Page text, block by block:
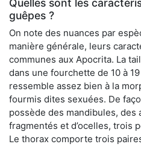
guêpes ?
On note des nuances par
manière générale, leurs
communes aux Apocrita. La
dans une fourchette de 10 à
ressemble assez bien à la
fourmis dites sexuées. De
possède des mandibules, des
fragmentés et d’ocelles, trois
Le thorax comporte trois